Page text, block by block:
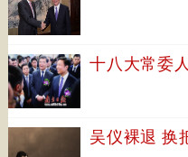
十八大常委
吴仪裸退 换